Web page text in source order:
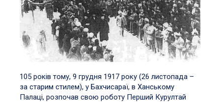
105 років тому, 9 грудня 1917 року (26 листопада –
за старим стилем), у Бахчисараї, в Ханському
Палаці, розпочав свою роботу Перший Курултай